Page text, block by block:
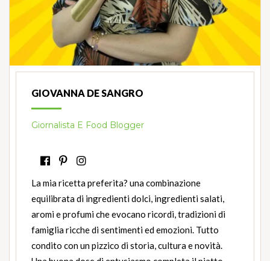
GIOVANNA DE SANGRO
Giornalista E Food Blogger
La mia ricetta preferita? una combinazione
equilibrata di ingredienti dolci, ingredienti salati,
aromi e profumi che evocano ricordi, tradizioni di
famiglia ricche di sentimenti ed emozioni. Tutto
condito con un pizzico di storia, cultura e novità.